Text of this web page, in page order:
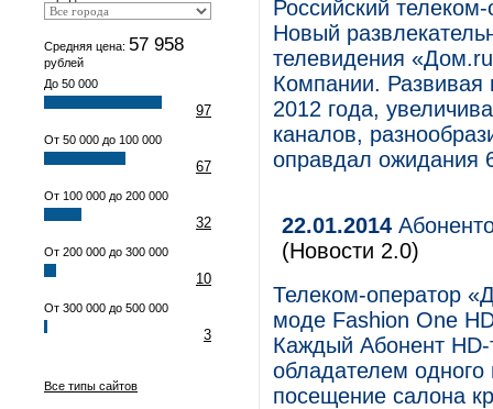
Средняя цена: 57 958
рублей
До 50 000
97
От 50 000 до 100 000
67
От 100 000 до 200 000
32
От 200 000 до 300 000
10
От 300 000 до 500 000
3
Все типы сайтов
Российский
Новый
телевидения
Компании. Развивая
2012 года,
каналов,
оправдал ожидания
22.01.2014
(Новости 2.0)
Телеком-оператор
моде Fashion One
Каждый Абонент
обладателем
посещение салона